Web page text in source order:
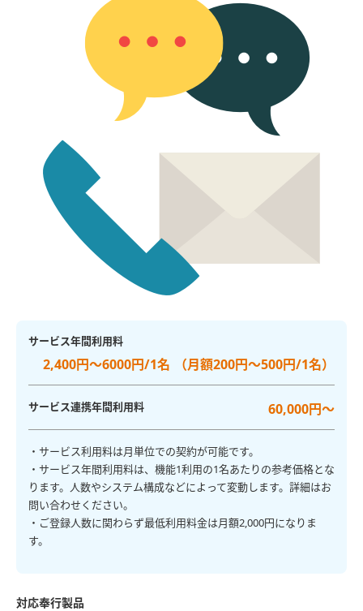
サービス年間利用料
2,400円～6000円/1名 （月額200円～500円/1名）
サービス連携年間利用料 60,000円～
・サービス利用料は月単位での契約が可能です。
・サービス年間利用料は、機能1利用の1名あたりの参考価格とな
ります。人数やシステム構成などによって変動します。詳細はお
問い合わせください。
・ご登録人数に関わらず最低利用料金は月額2,000円になりま
す。
対応奉行製品